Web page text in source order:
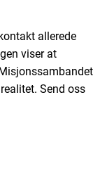
allerede
viser at
Send oss